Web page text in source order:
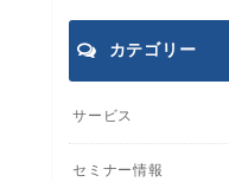
カテゴリー
サービス
セミナー情報